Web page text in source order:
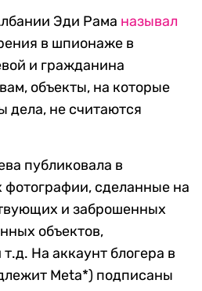
Эди Рама называл
в шпионаже в
и гражданина
объекты, на которые
дела, не считаются
публиковала в
фотографии, сделанные на
и заброшенных
объектов,
На аккаунт блогера в
Meta*) подписаны